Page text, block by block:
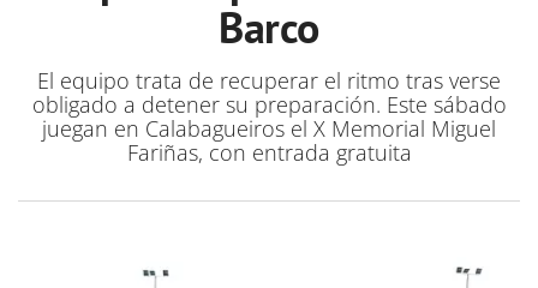
Barco
El equipo trata de recuperar el ritmo tras verse
obligado a detener su preparación. Este sábado
juegan en Calabagueiros el X Memorial Miguel
Fariñas, con entrada gratuita